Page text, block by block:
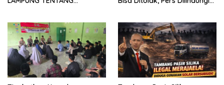
TERHADAP JURNALIS DI
PENGADILAN NEGERI
TANJUNG KARANG.